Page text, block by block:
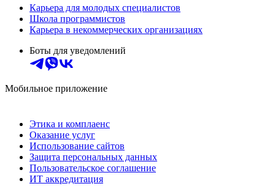
Карьера для молодых специалистов
Школа программистов
Карьера в некоммерческих организациях
Боты для уведомлений
Мобильное приложение
Этика и комплаенс
Оказание услуг
Использование сайтов
Защита персональных данных
Пользовательское соглашение
ИТ аккредитация